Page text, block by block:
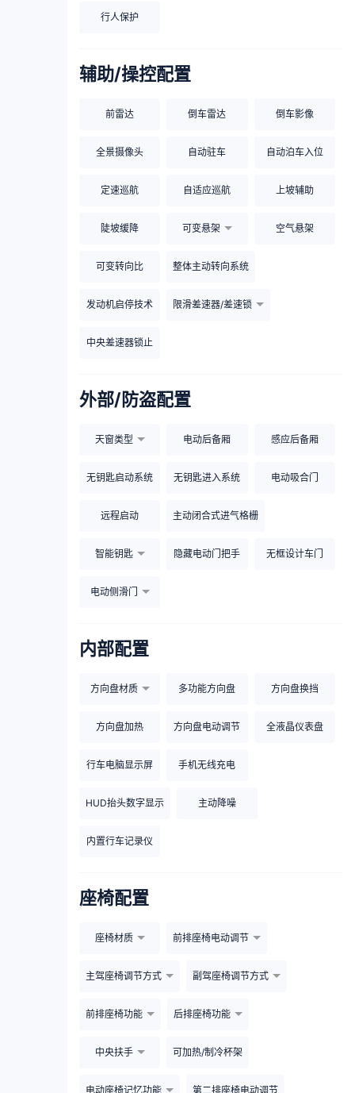
行人保护
辅助/操控配置
前雷达 倒车雷达 倒车影像
全景摄像头 自动驻车 自动泊车入位
定速巡航 自适应巡航 上坡辅助
陡坡缓降 可变悬架 空气悬架
可变转向比 整体主动转向系统
发动机启停技术 限滑差速器/差速锁
中央差速器锁止
外部/防盗配置
天窗类型 电动后备厢 感应后备厢
无钥匙启动系统 无钥匙进入系统 电动吸合门
远程启动 主动闭合式进气格栅
智能钥匙 隐藏电动门把手 无框设计车门
电动侧滑门
内部配置
方向盘材质 多功能方向盘 方向盘换挡
方向盘加热 方向盘电动调节 全液晶仪表盘
行车电脑显示屏 手机无线充电
HUD抬头数字显示 主动降噪
内置行车记录仪
座椅配置
座椅材质 前排座椅电动调节
主驾座椅调节方式 副驾座椅调节方式
前排座椅功能 后排座椅功能
中央扶手 可加热/制冷杯架
电动座椅记忆功能 第二排座椅电动调节